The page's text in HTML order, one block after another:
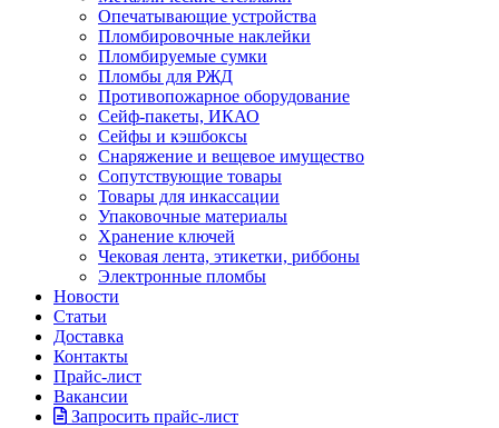
Опечатывающие устройства
Пломбировочные наклейки
Пломбируемые сумки
Пломбы для РЖД
Противопожарное оборудование
Сейф-пакеты, ИКАО
Сейфы и кэшбоксы
Снаряжение и вещевое имущество
Сопутствующие товары
Товары для инкассации
Упаковочные материалы
Хранение ключей
Чековая лента, этикетки, риббоны
Электронные пломбы
Новости
Статьи
Доставка
Контакты
Прайс-лист
Вакансии
Запросить прайс-лист